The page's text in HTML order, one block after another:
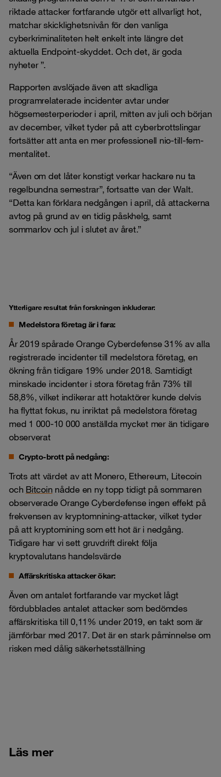
riktade attacker fortfarande utgör ett allvarligt hot,
matchar skicklighetsnivån för den vanliga
cyberkriminaliteten helt enkelt inte längre det
aktuella Endpoint-skyddet. Och det, är goda
nyheter ”.
Rapporten avslöjade även att skadliga
programrelaterade incidenter avtar under
högsemesterperioder i april, mitten av juli och början
av december, vilket tyder på att cyberbrottslingar
fortsätter att anta en mer professionell nio-till-fem-
mentalitet.
“Även om det låter konstigt verkar hackare nu ta
regelbundna semestrar”, fortsatte van der Walt.
“Detta kan förklara nedgången i april, då attackerna
avtog på grund av en tidig påskhelg, samt
sommarlov och jul i slutet av året.”
Ytterligare resultat från forskningen inkluderar:
Medelstora företag är i fara:
År 2019 spårade Orange Cyberdefense 31% av alla
registrerade incidenter till medelstora företag, en
ökning från tidigare 19% under 2018. Samtidigt
minskade incidenter i stora företag från 73% till
58,8%, vilket indikerar att hotaktörer kunde delvis
ha flyttat fokus, nu inriktat på medelstora företag
med 1 000-10 000 anställda mycket mer än tidigare
observerat
Crypto-brott på nedgång:
Trots att värdet av att Monero, Ethereum, Litecoin
och Bitcoin nådde en ny topp tidigt på sommaren
observerade Orange Cyberdefense ingen effekt på
frekvensen av kryptomnining-attacker, vilket tyder
på att kryptomining som ett hot är i nedgång.
Tidigare har vi sett gruvdrift direkt följa
kryptovalutans handelsvärde
Affärskritiska attacker ökar:
Även om antalet fortfarande var mycket lågt
fördubblades antalet attacker som bedömdes
affärskritiska till 0,11% under 2019, en takt som är
jämförbar med 2017. Det är en stark påminnelse om
risken med dålig säkerhetsställning
Läs mer